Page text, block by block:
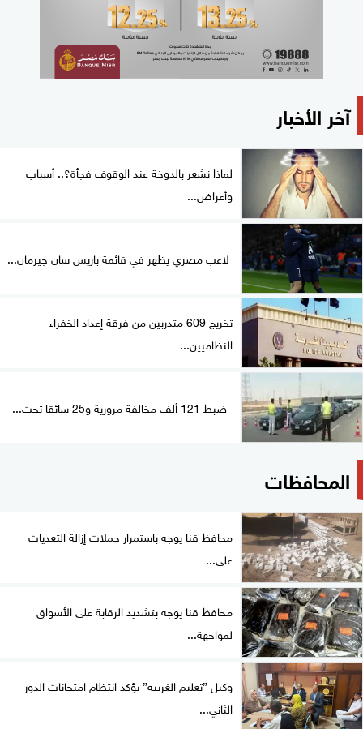
آخر الأخبار
لماذا نشعر بالدوخة عند الوقوف فجأة؟.. أسباب
وأعراض...
لاعب مصري يظهر في قائمة باريس سان جيرمان...
تخريج 609 متدربين من فرقة إعداد الخفراء
النظاميين...
ضبط 121 ألف مخالفة مرورية و25 سائقا تحت...
المحافظات
محافظ قنا يوجه باستمرار حملات إزالة التعديات
على...
محافظ قنا يوجه بتشديد الرقابة على الأسواق
لمواجهة...
وكيل ”تعليم الغربية” يؤكد انتظام امتحانات الدور
الثاني...